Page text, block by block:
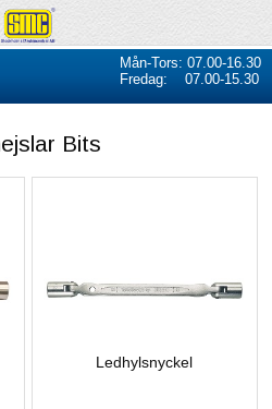
Mån-Tors: 07.00-16.30
Fredag: 07.00-15.30
Bits
Ledhylsnyckel